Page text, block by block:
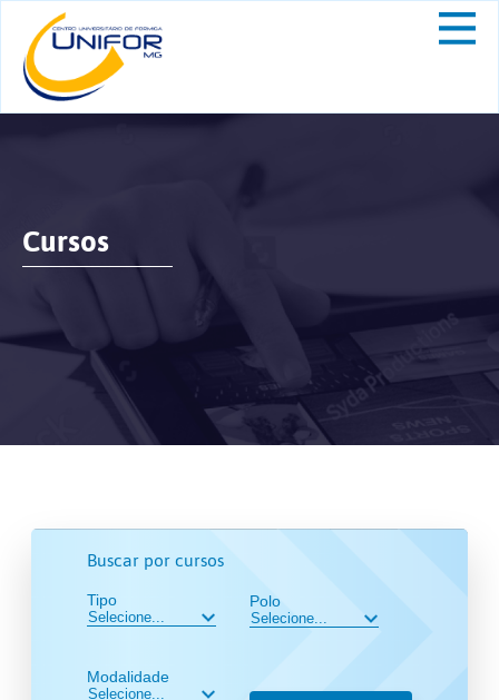
Cursos
Buscar por cursos
Tipo
Modalidade
Polo